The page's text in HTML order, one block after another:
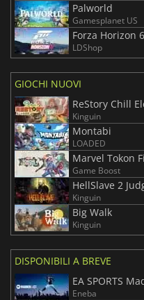
Palworld
Gamesplanet US
Forza Horizon 6
LDShop
GIOCHI NUOVI
ReStory Chill
Kinguin
Montabi
LOADED
Marvel Tokon
Game Boost
HellSlave 2
Kinguin
Big Walk
Kinguin
DISPONIBILI A BREVE
EA SPORTS
Eneba